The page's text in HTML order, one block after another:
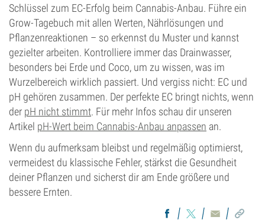
Schlüssel zum EC-Erfolg beim Cannabis-Anbau. Führe ein
Grow-Tagebuch mit allen Werten, Nährlösungen und
Pflanzenreaktionen – so erkennst du Muster und kannst
gezielter arbeiten. Kontrolliere immer das Drainwasser,
besonders bei Erde und Coco, um zu wissen, was im
Wurzelbereich wirklich passiert. Und vergiss nicht: EC und
pH gehören zusammen. Der perfekte EC bringt nichts, wenn
der pH nicht stimmt. Für mehr Infos schau dir unseren
Artikel pH-Wert beim Cannabis-Anbau anpassen an.
Wenn du aufmerksam bleibst und regelmäßig optimierst,
vermeidest du klassische Fehler, stärkst die Gesundheit
deiner Pflanzen und sicherst dir am Ende größere und
bessere Ernten.